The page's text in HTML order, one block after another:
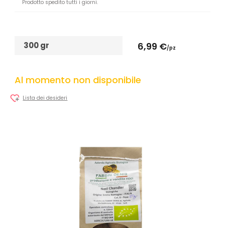
Prodotto spedito tutti i giorni.
300 gr 6,99 €/pz
Al momento non disponibile
Lista dei desideri